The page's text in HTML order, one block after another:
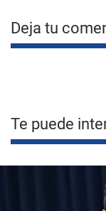
Deja tu
Te puede